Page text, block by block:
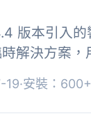
版本引入
解決方案，
。, 此解決方
19·安裝：600+